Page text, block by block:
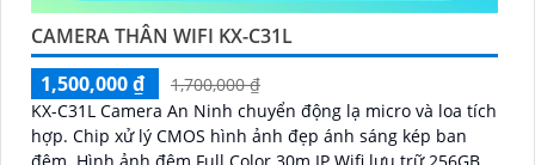
CAMERA THÂN WIFI KX-C31L
1,500,000 ₫
1,700,000 ₫
KX-C31L Camera An Ninh chuyển động lạ micro và loa tích
hợp. Chip xử lý CMOS hình ảnh đẹp ánh sáng kép ban